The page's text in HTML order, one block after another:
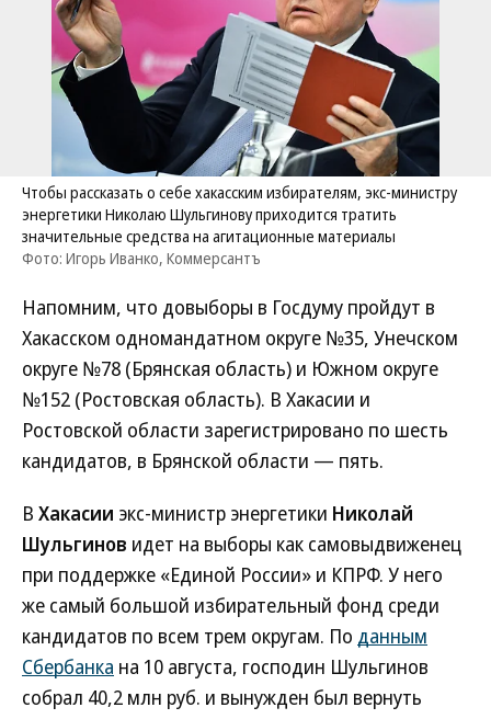
Чтобы рассказать о себе хакасским избирателям, экс-министру
энергетики Николаю Шульгинову приходится тратить
значительные средства на агитационные материалы
Фото: Игорь Иванко, Коммерсантъ
Напомним, что довыборы в Госдуму пройдут в
Хакасском одномандатном округе №35, Унечском
округе №78 (Брянская область) и Южном округе
№152 (Ростовская область). В Хакасии и
Ростовской области зарегистрировано по шесть
кандидатов, в Брянской области — пять.
В Хакасии экс-министр энергетики Николай
Шульгинов идет на выборы как самовыдвиженец
при поддержке «Единой России» и КПРФ. У него
же самый большой избирательный фонд среди
кандидатов по всем трем округам. По данным
Сбербанка на 10 августа, господин Шульгинов
собрал 40,2 млн руб. и вынужден был вернуть